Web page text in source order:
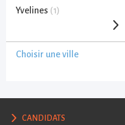
Yvelines (1)
Choisir une ville
CANDIDATS